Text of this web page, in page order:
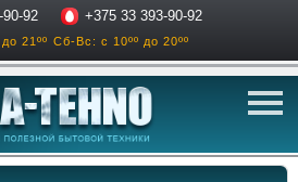
92 +375 33 393-90-92
21ºº Сб-Вс: с 10ºº до 20ºº
телевизоры